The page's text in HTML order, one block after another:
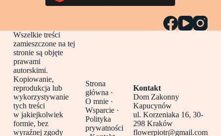
Wszelkie treści
zamieszczone na tej
stronie są objęte
prawami
autorskimi.
Kopiowanie,
reprodukcja lub
wykorzystywanie
tych treści
w jakiejkolwiek
formie, bez
wyraźnej zgody
Strona
główna ·
O mnie ·
Wsparcie ·
Polityka
prywatności
Kontakt
Dom Zakonny
Kapucynów
ul. Korzeniaka 16, 30-
298 Kraków
flowerpiotr@gmail.com